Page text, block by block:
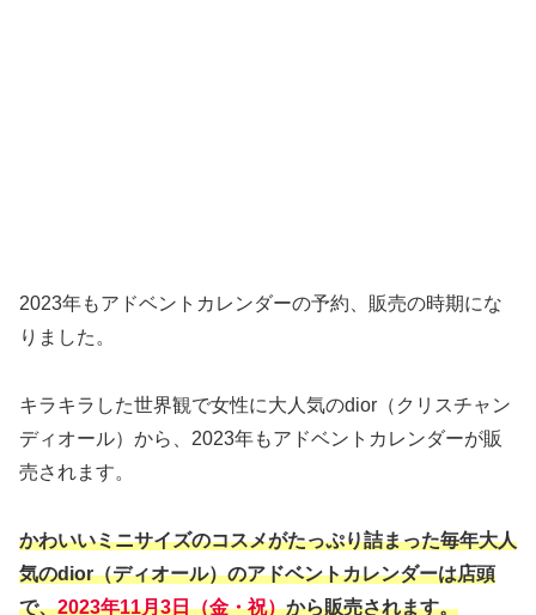
2023年もアドベントカレンダーの予約、販売の時期にな
りました。
キラキラした世界観で女性に大人気のdior（クリスチャン
ディオール）から、2023年もアドベントカレンダーが販
売されます。
かわいいミニサイズのコスメがたっぷり詰まった毎年大人
気のdior（ディオール）のアドベントカレンダーは店頭
で、2023年11月3日（金・祝）から販売されます。